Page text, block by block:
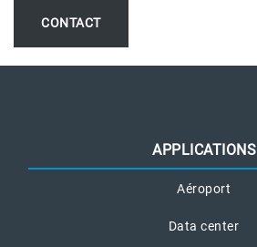
CONTACT
APPLICATIONS
Aéroport
Data center